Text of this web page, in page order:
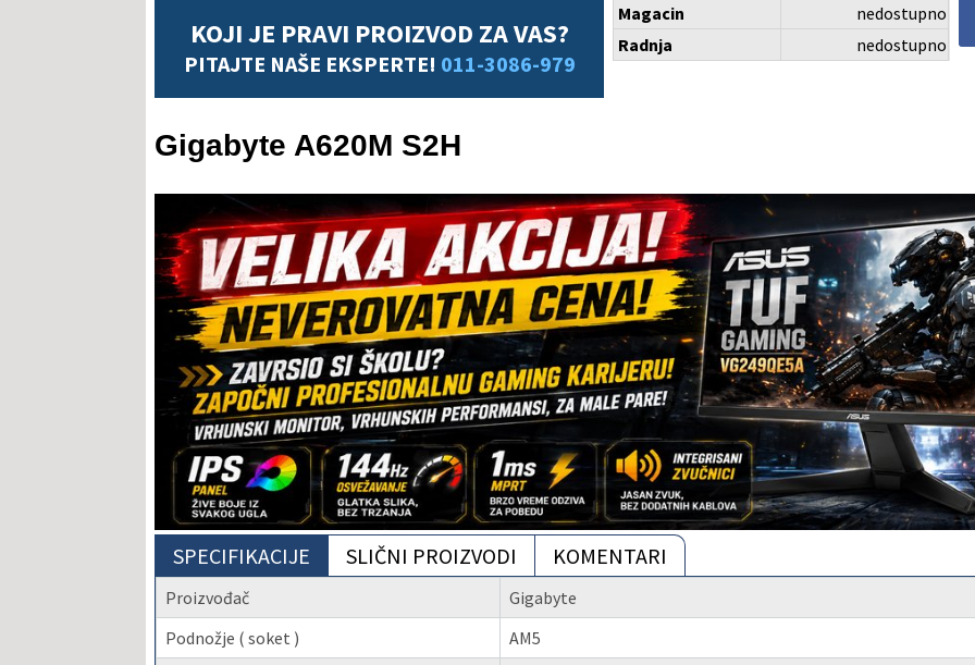
KOJI JE PRAVI PROIZVOD ZA VAS?
PITAJTE NAŠE EKSPERTE! 011-3086-979
Magacin
nedostupno
Radnja
nedostupno
Gigabyte A620M S2H
SPECIFIKACIJE SLIČNI PROIZVODI KOMENTARI
Proizvođač
Gigabyte
Podnožje ( soket )
AM5